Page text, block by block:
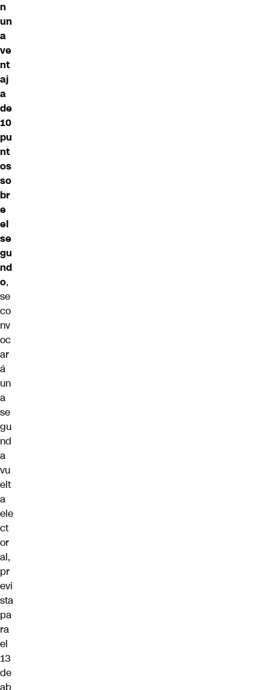
n
un
a
ve
nt
aj
a
de
10
pu
nt
os
so
br
e
el
se
gu
nd
o,
se
co
nv
oc
ar
á
un
a
se
gu
nd
a
vu
elt
a
ele
ct
or
al,
pr
evi
sta
pa
ra
el
13
de
ab